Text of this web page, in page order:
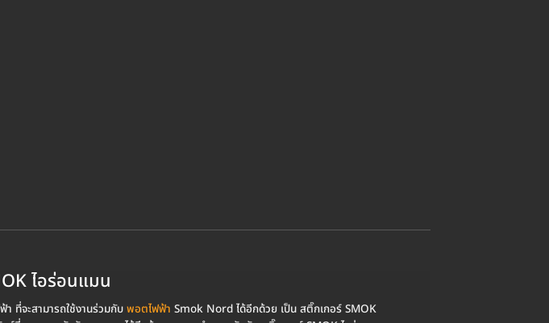
ไอร่อนแมน
ที่จะสามารถใช้งานร่วมกับ พอตไฟฟ้า Smok Nord ได้อีกด้วย เป็น สติ๊กเกอร์ SMOK